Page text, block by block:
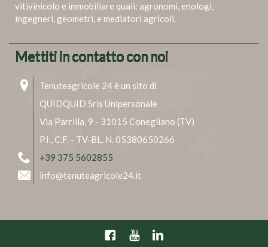
vitivinicolo e immobiliare quali: agronomi, enologi,
ingegneri, geometri, e mediatori agricoli.
Mettiti in contatto con noi
Tenuteagricole 24 è un sito di
QUIDQUID Srls Unipersonale
Via Parrilla, 9 - 31015 Conegliano (TV)
P.I., C.F. - TV-BL. N. 05380650266
+39 375 5602855
info@tenuteagricole24.it